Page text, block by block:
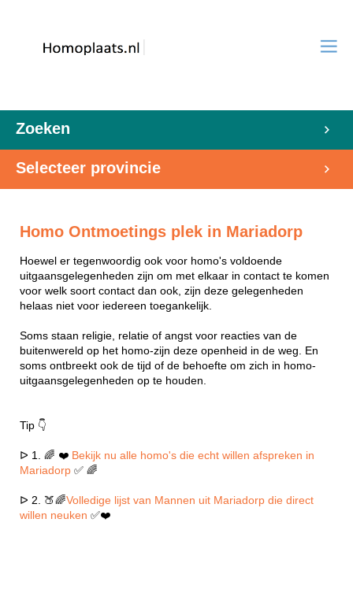
Zoeken
Selecteer provincie
Homo Ontmoetings plek in Mariadorp
Hoewel er tegenwoordig ook voor homo's voldoende
uitgaansgelegenheden zijn om met elkaar in contact te komen
voor welk soort contact dan ook, zijn deze gelegenheden
helaas niet voor iedereen toegankelijk.
Soms staan religie, relatie of angst voor reacties van de
buitenwereld op het homo-zijn deze openheid in de weg. En
soms ontbreekt ook de tijd of de behoefte om zich in homo-
uitgaansgelegenheden op te houden.
Tip 👇
ᐅ 1. 🌈 ❤️ Bekijk nu alle homo's die echt willen afspreken in
Mariadorp ✅ 🌈
ᐅ 2. 🍑🌈Volledige lijst van Mannen uit Mariadorp die direct
willen neuken ✅❤️